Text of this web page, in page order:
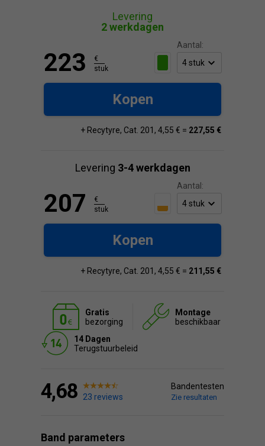
Levering
2 werkdagen
Aantal:
223
€
stuk
Kopen
+ Recytyre, Cat. 201, 4,55 € = 227,55 €
Levering 3-4 werkdagen
Aantal:
207
€
stuk
Kopen
+ Recytyre, Cat. 201, 4,55 € = 211,55 €
Gratis
bezorging
Montage
beschikbaar
14 Dagen
Terugstuurbeleid
4,68 23 reviews
Bandentesten
Zie resultaten
Band parameters